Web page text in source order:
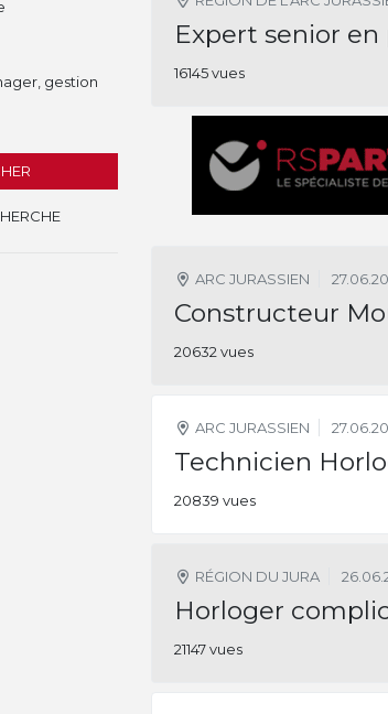
gestion
Expert senior
16145 vues
ARC JURASSIEN
Constructeur
20632 vues
ARC JURASSIEN
Technicien
20839 vues
RÉGION DU JURA
Horloger
21147 vues